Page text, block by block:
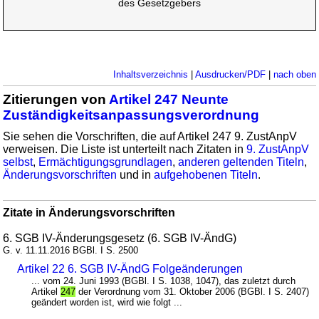
des Gesetzgebers
Inhaltsverzeichnis Ausdrucken/PDF| nach oben
Zitierungen von Artikel 247 Neunte
Zuständigkeitsanpassungsverordnung
Sie sehen die Vorschriften, die auf Artikel 247 9. ZustAnpV
verweisen. Die Liste ist unterteilt nach Zitaten in9. ZustAnpV
selbst, Ermächtigungsgrundlagen,anderen geltenden Titeln,
Änderungsvorschriften und inaufgehobenen Titeln.
Zitate in Änderungsvorschriften
6. SGB IV-Änderungsgesetz (6. SGB IV-ÄndG)
G. v. 11.11.2016 BGBl. I S. 2500
Artikel 22 6. SGB IV-ÄndG Folgeänderungen
... vom 24. Juni 1993 (BGBl. I S. 1038, 1047), das zuletzt durch
Artikel247 der Verordnung vom 31. Oktober 2006 (BGBl. I S. 2407)
geändert worden ist, wird wie folgt ...